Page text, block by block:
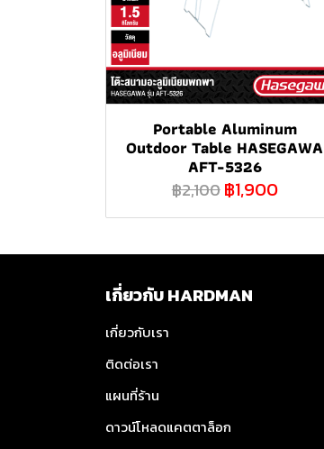
Portable Aluminum
Outdoor Table HASEGAWA
AFT-5326
฿2,100฿1,900
เกี่ยวกับ HARDMAN
เกี่ยวกับเรา
ติดต่อเรา
แผนที่ร้าน
ดาวน์โหลดแคตตาล็อก